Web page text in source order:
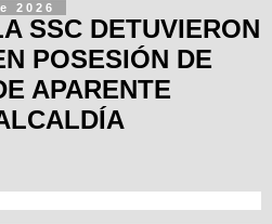
2026
SSC DETUVIERON
POSESIÓN DE
APARENTE